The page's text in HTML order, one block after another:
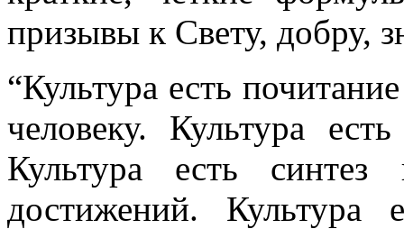
призывы к Свету, добру,
“Культура есть
человеку. Культура
Культура есть
достижений. Культура